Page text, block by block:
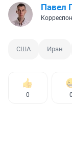
Павел
США Иран
0 0